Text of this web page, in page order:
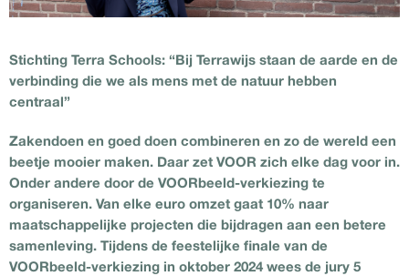
Stichting Terra Schools: “Bij Terrawijs staan de aarde en de
verbinding die we als mens met de natuur hebben
centraal”
Zakendoen en goed doen combineren en zo de wereld een
beetje mooier maken. Daar zet VOOR zich elke dag voor in.
Onder andere door de VOORbeeld-verkiezing te
organiseren. Van elke euro omzet gaat 10% naar
maatschappelijke projecten die bijdragen aan een betere
samenleving. Tijdens de feestelijke finale van de
VOORbeeld-verkiezing in oktober 2024 wees de jury 5